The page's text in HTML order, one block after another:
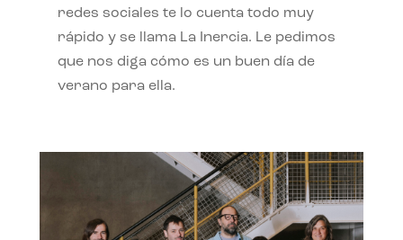
redes sociales te lo cuenta todo muy
rápido y se llama La Inercia. Le pedimos
que nos diga cómo es un buen día de
verano para ella.